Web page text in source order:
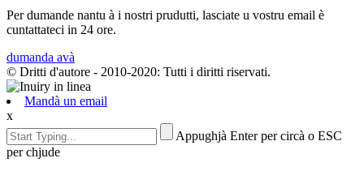
Per dumande nantu à i nostri prudutti, lasciate u vostru email è
cuntattateci in 24 ore.
dumanda avà
© Dritti d'autore - 2010-2020: Tutti i diritti riservati.
Mandà un email
x
Appughjà Enter per circà o ESC
per chjude